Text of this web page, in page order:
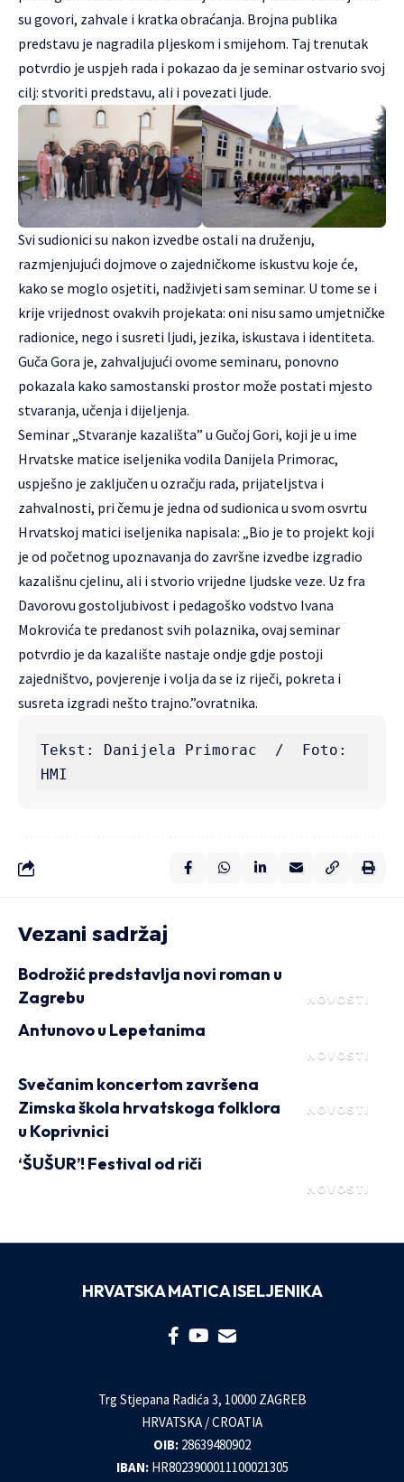
su govori, zahvale i kratka obraćanja. Brojna publika
predstavu je nagradila pljeskom i smijehom. Taj trenutak
potvrdio je uspjeh rada i pokazao da je seminar ostvario svoj
cilj: stvoriti predstavu, ali i povezati ljude.
Svi sudionici su nakon izvedbe ostali na druženju,
razmjenjujući dojmove o zajedničkome iskustvu koje će,
kako se moglo osjetiti, nadživjeti sam seminar. U tome se i
krije vrijednost ovakvih projekata: oni nisu samo umjetničke
radionice, nego i susreti ljudi, jezika, iskustava i identiteta.
Guča Gora je, zahvaljujući ovome seminaru, ponovno
pokazala kako samostanski prostor može postati mjesto
stvaranja, učenja i dijeljenja.
Seminar „Stvaranje kazališta” u Gučoj Gori, koji je u ime
Hrvatske matice iseljenika vodila Danijela Primorac,
uspješno je zaključen u ozračju rada, prijateljstva i
zahvalnosti, pri čemu je jedna od sudionica u svom osvrtu
Hrvatskoj matici iseljenika napisala: „Bio je to projekt koji
je od početnog upoznavanja do završne izvedbe izgradio
kazališnu cjelinu, ali i stvorio vrijedne ljudske veze. Uz fra
Davorovu gostoljubivost i pedagoško vodstvo Ivana
Mokrovića te predanost svih polaznika, ovaj seminar
potvrdio je da kazalište nastaje ondje gdje postoji
zajedništvo, povjerenje i volja da se iz riječi, pokreta i
susreta izgradi nešto trajno.”ovratnika.
Tekst: Danijela Primorac  /  Foto:
HMI
Vezani sadržaj
NOVOSTI
Bodrožić predstavlja novi roman u
Zagrebu
NOVOSTI
Antunovo u Lepetanima
NOVOSTI
Svečanim koncertom završena
Zimska škola hrvatskoga folklora
u Koprivnici
NOVOSTI
‘ŠUŠUR’! Festival od riči
HRVATSKA MATICA ISELJENIKA
Trg Stjepana Radića 3, 10000 ZAGREB
HRVATSKA / CROATIA
OIB: 28639480902
IBAN: HR8023900011100021305